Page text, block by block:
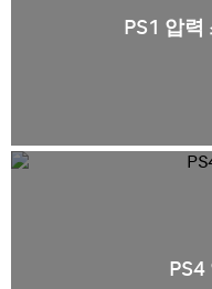
PS1 압
PS4